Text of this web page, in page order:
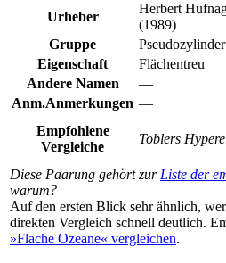
Urheber
Herbert
(1989)
Gruppe
Pseudozylinder
Eigenschaft
Flächentreu
Andere Namen
—
Anm.Anmerkungen —
Empfohlene
Vergleiche
Toblers
Diese Paarung gehört zur Liste der
warum?
Auf den ersten Blick sehr ähnlich,
direkten Vergleich schnell deutlich.
»Flache Ozeane« vergleichen.